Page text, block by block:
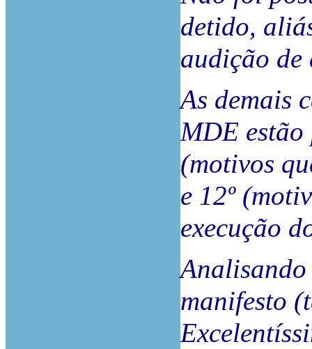
detido,
audição de
As demais
MDE estão
(motivos
e 12º
execução
Analisando
manifesto